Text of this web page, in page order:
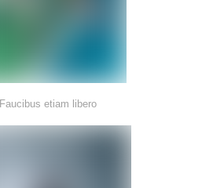
Faucibus etiam libero